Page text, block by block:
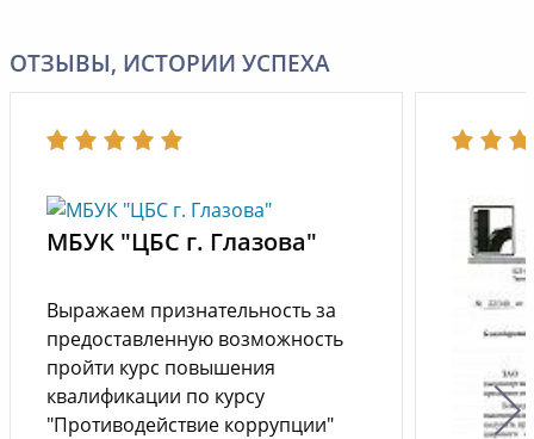
ОТЗЫВЫ, ИСТОРИИ УСПЕХА
МБУК "ЦБС г. Глазова"
Выражаем признательность за
предоставленную возможность
пройти курс повышения
квалификации по курсу
"Противодействие коррупции"